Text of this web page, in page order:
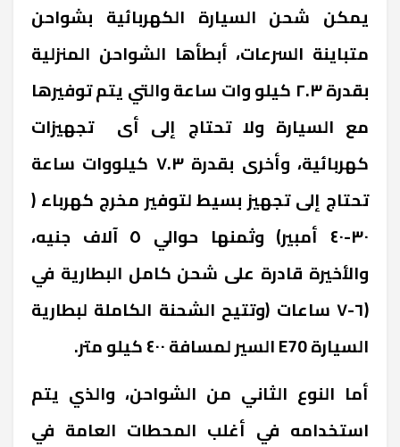
يمكن شحن السيارة الكهربائية بشواحن
متباينة السرعات، أبطأها الشواحن المنزلية
بقدرة ٢.٣ كيلو وات ساعة والتي يتم توفيرها
مع السيارة ولا تحتاج إلى أى تجهيزات
كهربائية، وأخرى بقدرة ٧.٣ كيلووات ساعة
تحتاج إلى تجهيز بسيط لتوفير مخرج كهرباء (
٣٠-٤٠ أمبير) وثمنها حوالي ٥ آلاف جنيه،
والأخيرة قادرة على شحن كامل البطارية في
(٦-٧ ساعات (وتتيح الشحنة الكاملة لبطارية
السيارةE70السير لمسافة ٤٠٠ كيلو متر.
أما النوع الثاني من الشواحن، والذي يتم
استخدامه في أغلب المحطات العامة في